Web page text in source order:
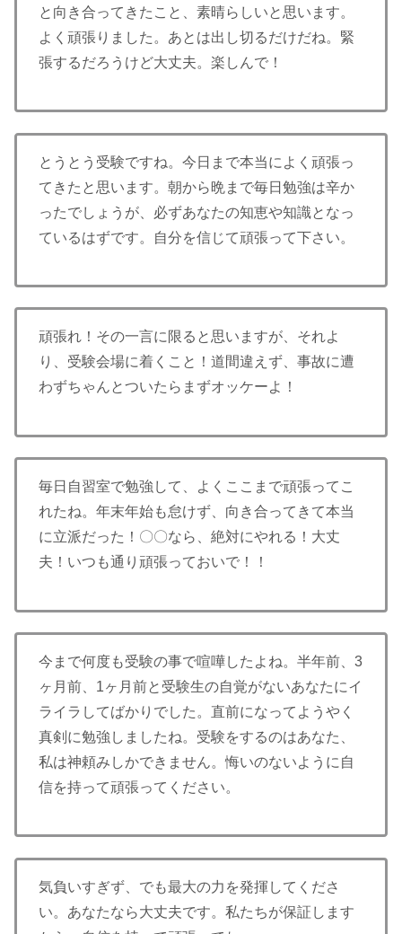
と向き合ってきたこと、素晴らしいと思います。
よく頑張りました。あとは出し切るだけだね。緊
張するだろうけど大丈夫。楽しんで！
とうとう受験ですね。今日まで本当によく頑張っ
てきたと思います。朝から晩まで毎日勉強は辛か
ったでしょうが、必ずあなたの知恵や知識となっ
ているはずです。自分を信じて頑張って下さい。
頑張れ！その一言に限ると思いますが、それよ
り、受験会場に着くこと！道間違えず、事故に遭
わずちゃんとついたらまずオッケーよ！
毎日自習室で勉強して、よくここまで頑張ってこ
れたね。年末年始も怠けず、向き合ってきて本当
に立派だった！〇〇なら、絶対にやれる！大丈
夫！いつも通り頑張っておいで！！
今まで何度も受験の事で喧嘩したよね。半年前、3
ヶ月前、1ヶ月前と受験生の自覚がないあなたにイ
ライラしてばかりでした。直前になってようやく
真剣に勉強しましたね。受験をするのはあなた、
私は神頼みしかできません。悔いのないように自
信を持って頑張ってください。
気負いすぎず、でも最大の力を発揮してくださ
い。あなたなら大丈夫です。私たちが保証します